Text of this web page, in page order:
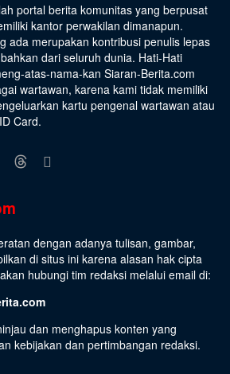
portal berita komunitas yang berpusat
kantor perwakilan dimanapun.
ada merupakan kontribusi penulis lepas
dari seluruh dunia. Hati-Hati
atas-nama-kan Siaran-Berita.com
wartawan, karena kami tidak memiliki
kartu pengenal wartawan atau
Card.
dengan adanya tulisan, gambar,
di situs ini karena alasan hak cipta
hubungi tim redaksi melalui email di:
dan menghapus konten yang
kebijakan dan pertimbangan redaksi.